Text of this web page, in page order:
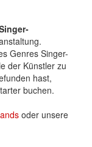
Genres Singer-
der Künstler zu
hast,
buchen.
oder unsere